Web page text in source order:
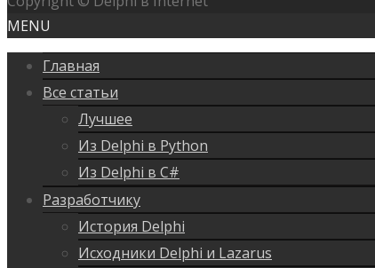
MENU
Главная
Все статьи
Лучшее
Из Delphi в Python
Из Delphi в C#
Разработчику
История Delphi
Исходники Delphi и Lazarus